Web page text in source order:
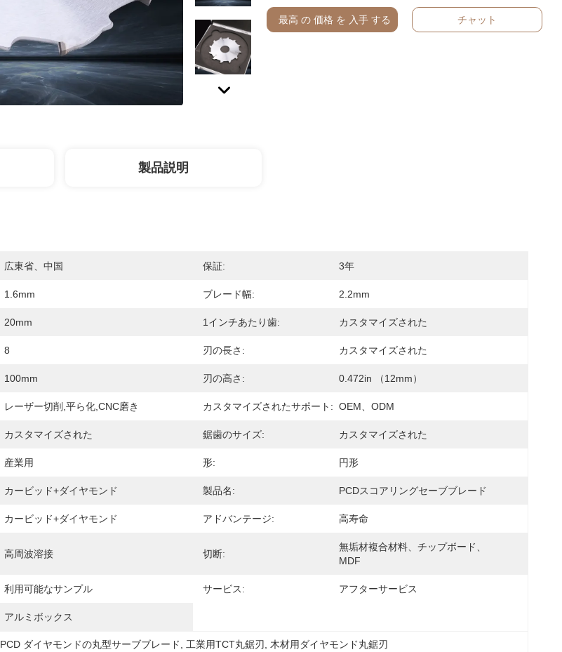
最高 の 価格 を 入手 する チャット
製品説明
広東省、中国 保証: 3年
1.6mm ブレード幅: 2.2mm
20mm 1インチあたり歯: カスタマイズされた
8 刃の長さ: カスタマイズされた
100mm 刃の高さ: 0.472in （12mm）
レーザー切削,平ら化,CNC磨き カスタマイズされたサポート: OEM、ODM
カスタマイズされた 鋸歯のサイズ: カスタマイズされた
産業用 形: 円形
カービッド+ダイヤモンド 製品名: PCDスコアリングセーブブレード
カービッド+ダイヤモンド アドバンテージ: 高寿命
高周波溶接 切断:
無垢材複合材料、チップボード、
MDF
利用可能なサンプル サービス: アフターサービス
アルミボックス
PCD ダイヤモンドの丸型サーブブレード 工業用TCT丸鋸刃 木材用ダイヤモンド丸鋸刃